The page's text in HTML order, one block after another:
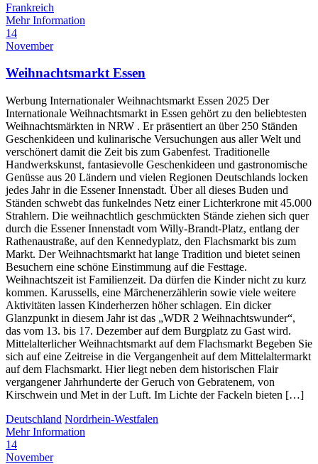
Frankreich
Mehr Information
14
November
Weihnachtsmarkt Essen
Werbung Internationaler Weihnachtsmarkt Essen 2025 Der
Internationale Weihnachtsmarkt in Essen gehört zu den beliebtesten
Weihnachtsmärkten in NRW . Er präsentiert an über 250 Ständen
Geschenkideen und kulinarische Versuchungen aus aller Welt und
verschönert damit die Zeit bis zum Gabenfest. Traditionelle
Handwerkskunst, fantasievolle Geschenkideen und gastronomische
Genüsse aus 20 Ländern und vielen Regionen Deutschlands locken
jedes Jahr in die Essener Innenstadt. Über all dieses Buden und
Ständen schwebt das funkelndes Netz einer Lichterkrone mit 45.000
Strahlern. Die weihnachtlich geschmückten Stände ziehen sich quer
durch die Essener Innenstadt vom Willy-Brandt-Platz, entlang der
Rathenaustraße, auf den Kennedyplatz, den Flachsmarkt bis zum
Markt. Der Weihnachtsmarkt hat lange Tradition und bietet seinen
Besuchern eine schöne Einstimmung auf die Festtage.
Weihnachtszeit ist Familienzeit. Da dürfen die Kinder nicht zu kurz
kommen. Karussells, eine Märchenerzählerin sowie viele weitere
Aktivitäten lassen Kinderherzen höher schlagen. Ein dicker
Glanzpunkt in diesem Jahr ist das „WDR 2 Weihnachtswunder“,
das vom 13. bis 17. Dezember auf dem Burgplatz zu Gast wird.
Mittelalterlicher Weihnachtsmarkt auf dem Flachsmarkt Begeben Sie
sich auf eine Zeitreise in die Vergangenheit auf dem Mittelaltermarkt
auf dem Flachsmarkt. Hier liegt neben dem historischen Flair
vergangener Jahrhunderte der Geruch von Gebratenem, von
Kirschwein und Met in der Luft. Im Lichte der Fackeln bieten […]
Deutschland Nordrhein-Westfalen
Mehr Information
14
November